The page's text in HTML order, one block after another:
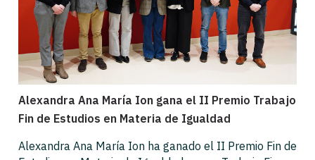
Alexandra Ana María Ion gana el II Premio Trabajo
Fin de Estudios en Materia de Igualdad
Alexandra Ana María Ion ha ganado el II Premio Fin de